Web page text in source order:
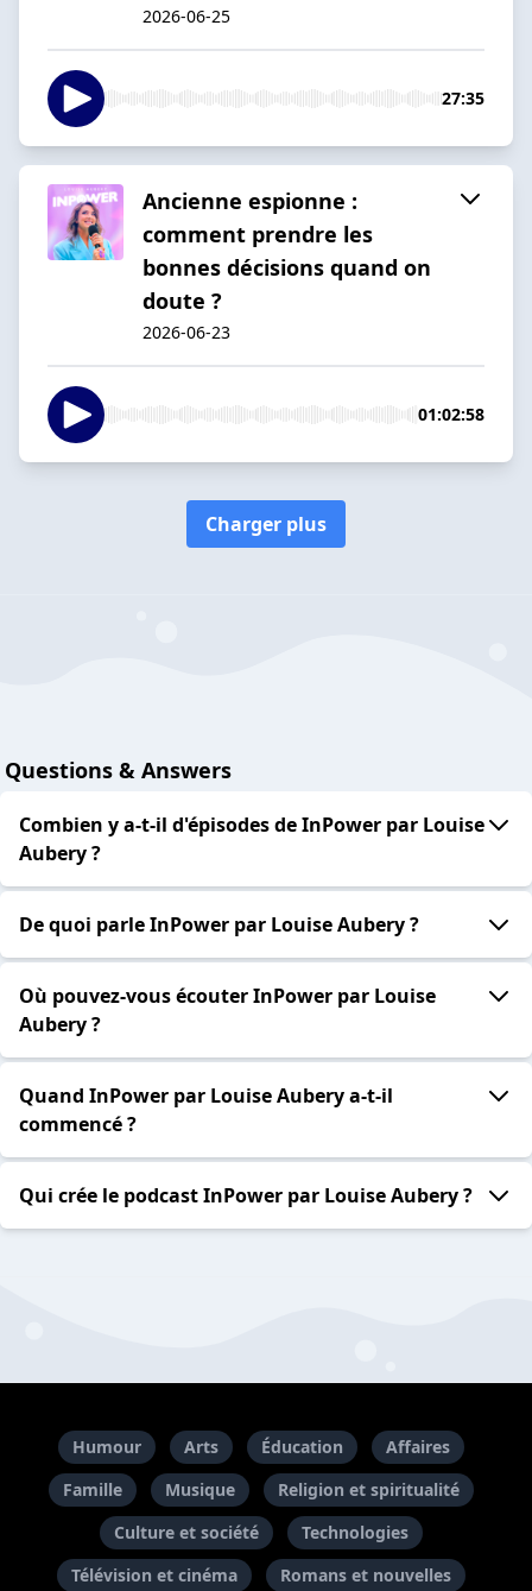
2026-06-25
27:35
Ancienne espionne :
comment prendre les
bonnes décisions quand on
doute ?
2026-06-23
01:02:58
Charger plus
Questions & Answers
Combien y a-t-il d'épisodes de InPower par Louise
Aubery ?
De quoi parle InPower par Louise Aubery ?
Où pouvez-vous écouter InPower par Louise
Aubery ?
Quand InPower par Louise Aubery a-t-il
commencé ?
Qui crée le podcast InPower par Louise Aubery ?
Humour Arts Éducation
Affaires
Famille
Musique
Religion et spiritualité
Culture et société
Technologies
Télévision et cinéma
Romans et nouvelles